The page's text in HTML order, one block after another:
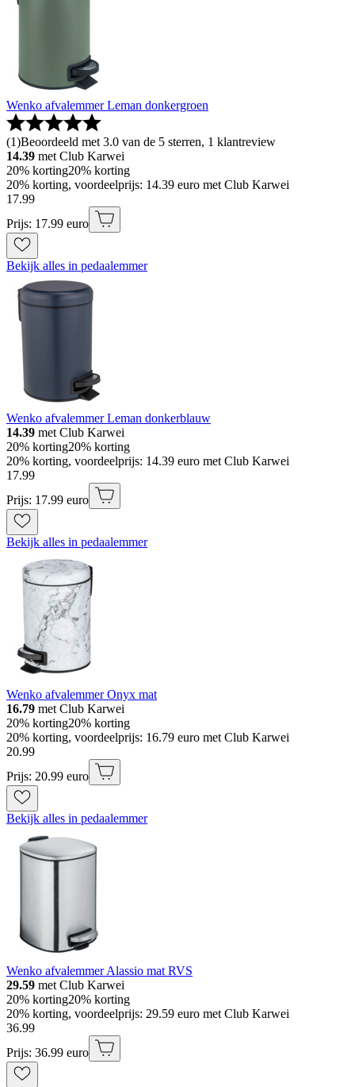
Wenko afvalemmer Leman donkergroen
(1)Beoordeeld met 3.0 van de 5 sterren, 1 klantreview
14.39 met Club Karwei
20% korting20% korting
20% korting, voordeelprijs: 14.39 euro met Club Karwei
17.99
Prijs: 17.99 euro
Bekijk alles in pedaalemmer
Wenko afvalemmer Leman donkerblauw
14.39 met Club Karwei
20% korting20% korting
20% korting, voordeelprijs: 14.39 euro met Club Karwei
17.99
Prijs: 17.99 euro
Bekijk alles in pedaalemmer
Wenko afvalemmer Onyx mat
16.79 met Club Karwei
20% korting20% korting
20% korting, voordeelprijs: 16.79 euro met Club Karwei
20.99
Prijs: 20.99 euro
Bekijk alles in pedaalemmer
Wenko afvalemmer Alassio mat RVS
29.59 met Club Karwei
20% korting20% korting
20% korting, voordeelprijs: 29.59 euro met Club Karwei
36.99
Prijs: 36.99 euro